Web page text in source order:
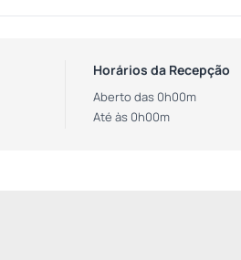
Horários da Recepção
Aberto das 0h00m
Até às 0h00m